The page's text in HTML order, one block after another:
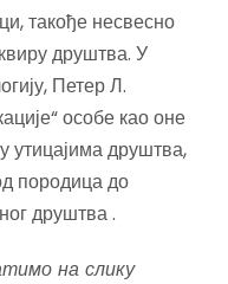
такође несвесно
друштва. У
Петер Л.
особе као оне
утицајима друштва,
породица до
друштва .
на слику